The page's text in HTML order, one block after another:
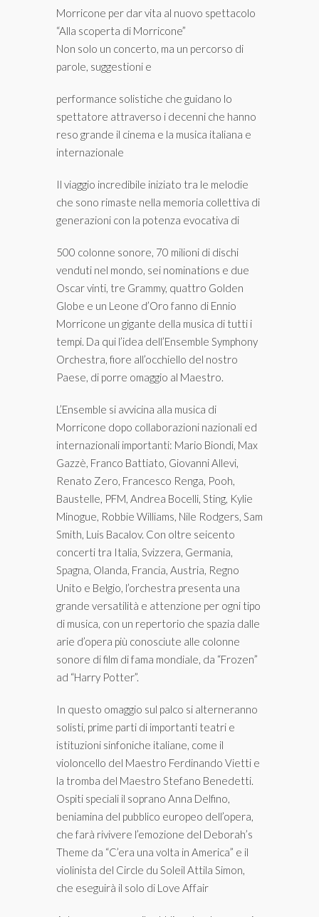
Morricone per dar vita al nuovo spettacolo
“Alla scoperta di Morricone”
Non solo un concerto, ma un percorso di
parole, suggestioni e
performance solistiche che guidano lo
spettatore attraverso i decenni che hanno
reso grande il cinema e la musica italiana e
internazionale
Il viaggio incredibile iniziato tra le melodie
che sono rimaste nella memoria collettiva di
generazioni con la potenza evocativa di
500 colonne sonore, 70 milioni di dischi
venduti nel mondo, sei nominations e due
Oscar vinti, tre Grammy, quattro Golden
Globe e un Leone d’Oro fanno di Ennio
Morricone un gigante della musica di tutti i
tempi. Da qui l’idea dell’Ensemble Symphony
Orchestra, fiore all’occhiello del nostro
Paese, di porre omaggio al Maestro.
L’Ensemble si avvicina alla musica di
Morricone dopo collaborazioni nazionali ed
internazionali importanti: Mario Biondi, Max
Gazzè, Franco Battiato, Giovanni Allevi,
Renato Zero, Francesco Renga, Pooh,
Baustelle, PFM, Andrea Bocelli, Sting, Kylie
Minogue, Robbie Williams, Nile Rodgers, Sam
Smith, Luis Bacalov. Con oltre seicento
concerti tra Italia, Svizzera, Germania,
Spagna, Olanda, Francia, Austria, Regno
Unito e Belgio, l’orchestra presenta una
grande versatilità e attenzione per ogni tipo
di musica, con un repertorio che spazia dalle
arie d’opera più conosciute alle colonne
sonore di film di fama mondiale, da “Frozen”
ad “Harry Potter”.
In questo omaggio sul palco si alterneranno
solisti, prime parti di importanti teatri e
istituzioni sinfoniche italiane, come il
violoncello del Maestro Ferdinando Vietti e
la tromba del Maestro Stefano Benedetti.
Ospiti speciali il soprano Anna Delfino,
beniamina del pubblico europeo dell’opera,
che farà rivivere l’emozione del Deborah’s
Theme da “C’era una volta in America” e il
violinista del Circle du Soleil Attila Simon,
che eseguirà il solo di Love Affair